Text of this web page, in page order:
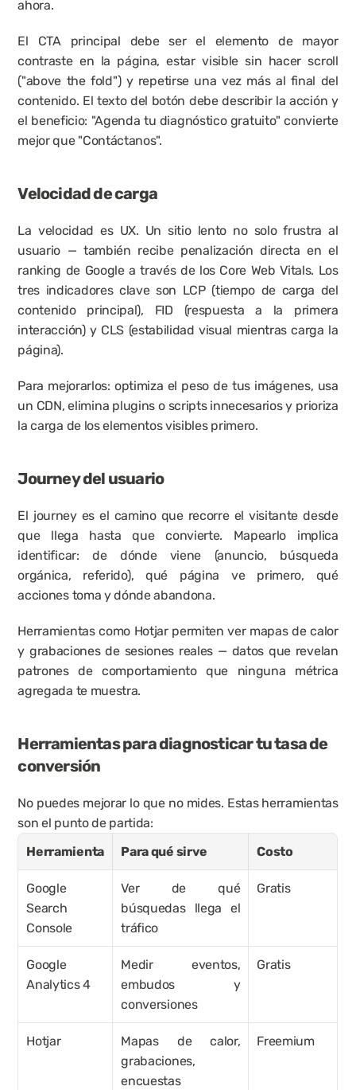
ahora.
El CTA principal debe ser el elemento de mayor
contraste en la página, estar visible sin hacer scroll
("above the fold") y repetirse una vez más al final del
contenido. El texto del botón debe describir la acción y
el beneficio: "Agenda tu diagnóstico gratuito" convierte
mejor que "Contáctanos".
Velocidad de carga
La velocidad es UX. Un sitio lento no solo frustra al
usuario — también recibe penalización directa en el
ranking de Google a través de los Core Web Vitals. Los
tres indicadores clave son LCP (tiempo de carga del
contenido principal), FID (respuesta a la primera
interacción) y CLS (estabilidad visual mientras carga la
página).
Para mejorarlos: optimiza el peso de tus imágenes, usa
un CDN, elimina plugins o scripts innecesarios y prioriza
la carga de los elementos visibles primero.
Journey del usuario
El journey es el camino que recorre el visitante desde
que llega hasta que convierte. Mapearlo implica
identificar: de dónde viene (anuncio, búsqueda
orgánica, referido), qué página ve primero, qué
acciones toma y dónde abandona.
Herramientas como Hotjar permiten ver mapas de calor
y grabaciones de sesiones reales — datos que revelan
patrones de comportamiento que ninguna métrica
agregada te muestra.
Herramientas para diagnosticar tu tasa de
conversión
No puedes mejorar lo que no mides. Estas herramientas
son el punto de partida:
Herramienta
Para qué sirve Costo
Google
Search
Console
Ver de qué
búsquedas llega el
tráfico
Gratis
Google
Analytics 4
Medir eventos,
embudos y
conversiones
Gratis
Hotjar
Mapas de calor,
grabaciones,
encuestas
Freemium